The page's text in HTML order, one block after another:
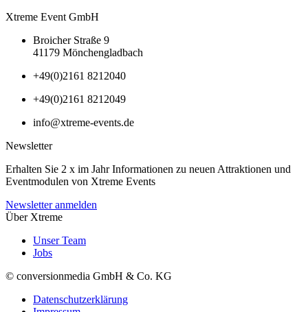
Xtreme Event GmbH
Broicher Straße 9
41179 Mönchengladbach
+49(0)2161 8212040
+49(0)2161 8212049
info@xtreme-events.de
Newsletter
Erhalten Sie 2 x im Jahr Informationen zu neuen Attraktionen und
Eventmodulen von Xtreme Events
Newsletter anmelden
Über Xtreme
Unser Team
Jobs
© conversionmedia GmbH & Co. KG
Datenschutzerklärung